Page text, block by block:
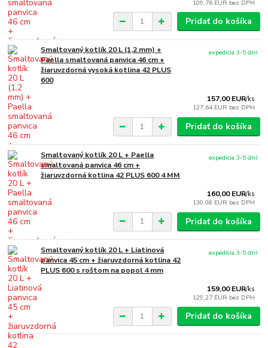
109,76 EUR bez DPH
Pridať do košíka
Smaltovaný kotlík 20 L (1,2 mm) +
Paella smaltovaná panvica 46 cm +
žiaruvzdorná vysoká kotlina 42 PLUS
600
157,00 EUR/ks
127,64 EUR bez DPH
expedícia 3-5 dní
Pridať do košíka
Smaltovaný kotlík 20 L + Paella
smaltovaná panvica 46 cm +
žiaruvzdorná kotlina 42 PLUS 600 4 MM
160,00 EUR/ks
130,08 EUR bez DPH
expedícia 3-5 dní
Pridať do košíka
Smaltovaný kotlík 20 L + Liatinová
panvica 45 cm + žiaruvzdorná kotlina 42
PLUS 600 s roštom na popol 4 mm
159,00 EUR/ks
129,27 EUR bez DPH
expedícia 3-5 dní
Pridať do košíka